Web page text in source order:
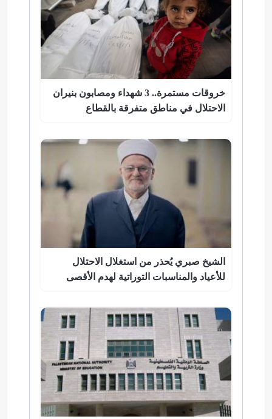
خروقات مستمرة.. 3 شهداء ومصابون بنيران
الاحتلال في مناطق متفرقة بالقطاع
الشيخ صبري يُحذر من استغلال الاحتلال
للأعياد والمناسبات التوراتية لهدم الأقصى